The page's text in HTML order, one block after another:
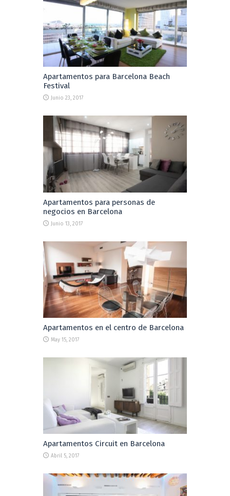
Apartamentos para Barcelona Beach
Festival
Junio 23, 2017
Apartamentos para personas de
negocios en Barcelona
Junio 13, 2017
Apartamentos en el centro de Barcelona
May 15, 2017
Apartamentos Circuit en Barcelona
Abril 5, 2017